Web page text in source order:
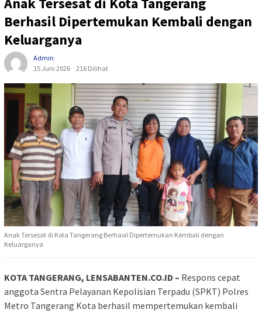
Berhasil Dipertemukan Kembali dengan
Keluarganya
Admin
15 Juni 2026
216 Dilihat
Anak Tersesat di Kota Tangerang Berhasil Dipertemukan Kembali dengan
Keluarganya
KOTA TANGERANG, LENSABANTEN.CO.ID – Respons cepat
anggota Sentra Pelayanan Kepolisian Terpadu (SPKT) Polres
Metro Tangerang Kota berhasil mempertemukan kembali